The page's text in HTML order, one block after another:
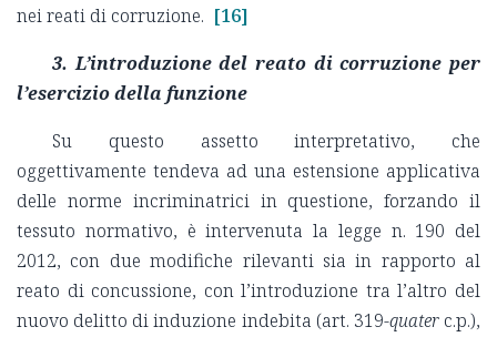
nei reati di corruzione. [16]
3. L’introduzione del reato di corruzione per
l’esercizio della funzione
Su questo assetto interpretativo, che
oggettivamente tendeva ad una estensione applicativa
delle norme incriminatrici in questione, forzando il
tessuto normativo, è intervenuta la legge n. 190 del
2012, con due modifiche rilevanti sia in rapporto al
reato di concussione, con l’introduzione tra l’altro del
nuovo delitto di induzione indebita (art. 319-quater c.p.),